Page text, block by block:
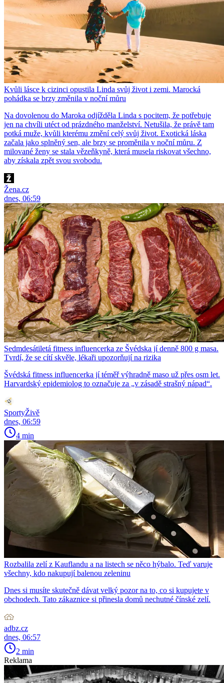
Kvůli lásce k cizinci opustila Linda svůj život i zemi. Marocká
pohádka se brzy změnila v noční můru
Na dovolenou do Maroka odjížděla Linda s pocitem, že potřebuje
jen na chvíli utéct od prázdného manželství. Netušila, že právě tam
potká muže, kvůli kterému změní celý svůj život. Exotická láska
začala jako splněný sen, ale brzy se proměnila v noční můru. Z
milované ženy se stala vězeňkyně, která musela riskovat všechno,
aby získala zpět svou svobodu.
Žena.cz
dnes, 06:59
Sedmdesátiletá fitness influencerka ze Švédska jí denně 800 g masa.
Tvrdí, že se cítí skvěle, lékaři upozorňují na rizika
Švédská fitness influencerka jí téměř výhradně maso už přes osm let.
Harvardský epidemiolog to označuje za „v zásadě strašný nápad“.
SportyŽivě
dnes, 06:59
4 min
Rozbalila zelí z Kauflandu a na listech se něco hýbalo. Teď varuje
všechny, kdo nakupují balenou zeleninu
Dnes si musíte skutečně dávat velký pozor na to, co si kupujete v
obchodech. Tato zákaznice si přinesla domů nechutné čínské zelí.
adbz.cz
dnes, 06:57
2 min
Reklama